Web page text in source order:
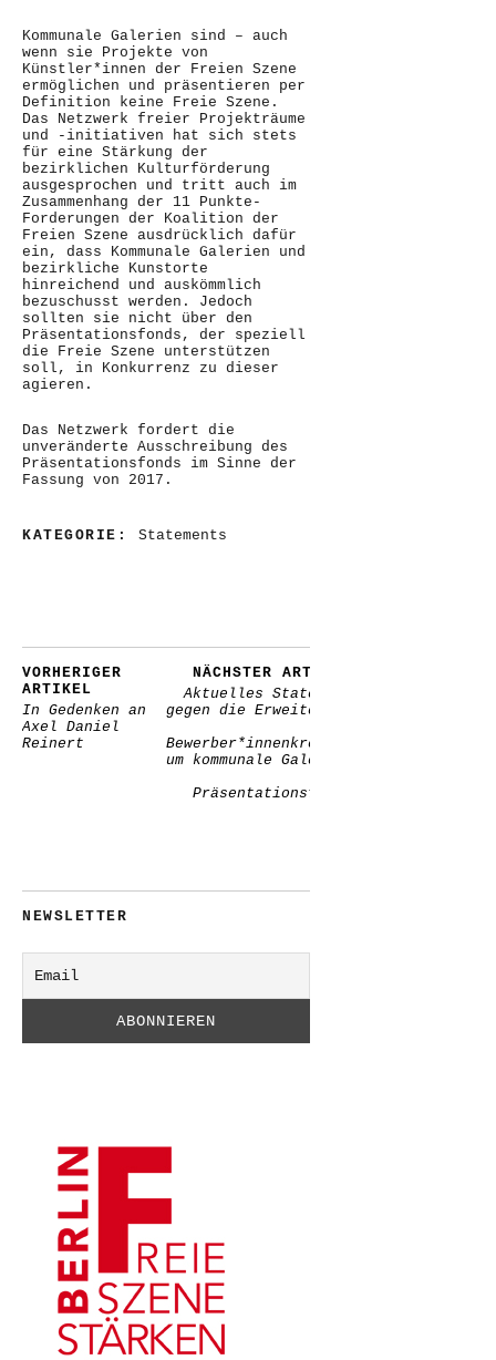
Kommunale Galerien sind – auch
wenn sie Projekte von
Künstler*innen der Freien Szene
ermöglichen und präsentieren per
Definition keine Freie Szene.
Das Netzwerk freier Projekträume
und -initiativen hat sich stets
für eine Stärkung der
bezirklichen Kulturförderung
ausgesprochen und tritt auch im
Zusammenhang der 11 Punkte-
Forderungen der Koalition der
Freien Szene ausdrücklich dafür
ein, dass Kommunale Galerien und
bezirkliche Kunstorte
hinreichend und auskömmlich
bezuschusst werden. Jedoch
sollten sie nicht über den
Präsentationsfonds, der speziell
die Freie Szene unterstützen
soll, in Konkurrenz zu dieser
agieren.
Das Netzwerk fordert die
unveränderte Ausschreibung des
Präsentationsfonds im Sinne der
Fassung von 2017.
KATEGORIE: Statements
VORHERIGER
ARTIKEL
In Gedenken an
Axel Daniel
Reinert
NÄCHSTER ARTIKEL
Aktuelles Statement
gegen die Erweiterung
Bewerber*innenkreises
um kommunale Galerien
Präsentationsfonds
NEWSLETTER